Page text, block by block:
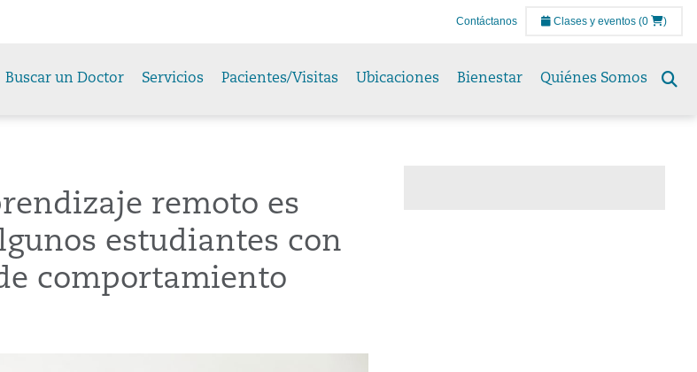
Contáctanos Clases y eventos (0 )
Buscar un Doctor Servicios Pacientes/Visitas Ubicaciones Bienestar Quiénes Somos
remoto es
estudiantes con
comportamiento